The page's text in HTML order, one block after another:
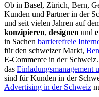
Ob in Basel, Zürich, Bern,
Kunden und Partner in der
und seit vielen Jahren auf
konzipieren, designen und
in Sachen barrierefreie
für den schweizer Markt,
E-Commerce in der
das Einladungsmanagement
sind für Kunden in der
Advertising in der Schweiz